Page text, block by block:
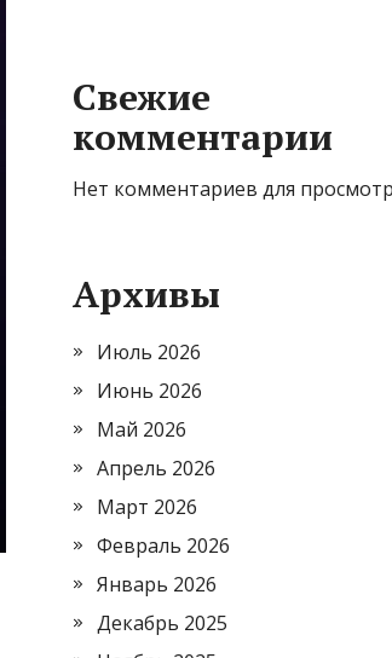
Свежие
комментарии
Нет комментариев для
Архивы
Июль 2026
Июнь 2026
Май 2026
Апрель 2026
Март 2026
Февраль 2026
Январь 2026
Декабрь 2025